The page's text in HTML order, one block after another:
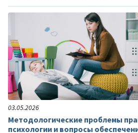
03.05.2026
Методологические проблемы
психологии и вопросы